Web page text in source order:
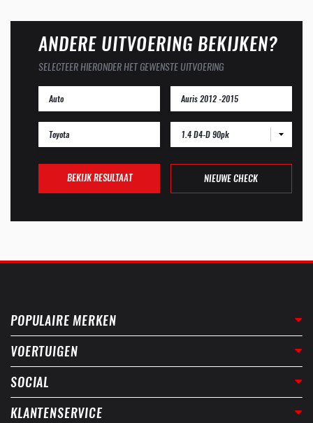
ANDERE UITVOERING BEKIJKEN?
SELECTEER HIERONDER HET GEWENSTE UITVOERING
1.4 D4-D 90pk
BEKIJK RESULTAAT NIEUWE CHECK
POPULAIRE MERKEN
VOERTUIGEN
SOCIAL
KLANTENSERVICE